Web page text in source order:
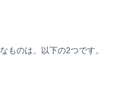
ものは、以下の2つです。